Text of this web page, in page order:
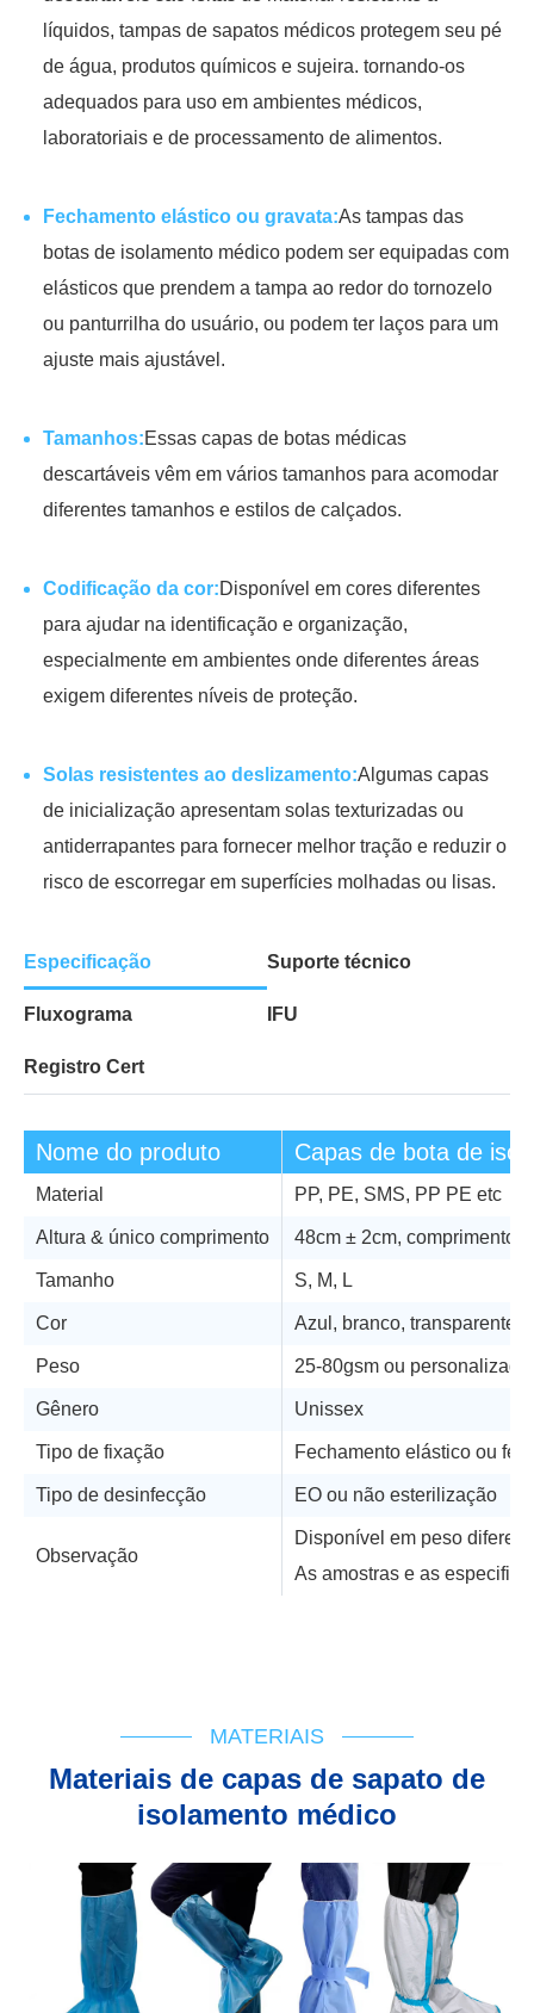
líquidos, tampas de sapatos médicos protegem seu pé
de água, produtos químicos e sujeira. tornando-os
adequados para uso em ambientes médicos,
laboratoriais e de processamento de alimentos.
Fechamento elástico ou gravata:As tampas das
botas de isolamento médico podem ser equipadas com
elásticos que prendem a tampa ao redor do tornozelo
ou panturrilha do usuário, ou podem ter laços para um
ajuste mais ajustável.
Tamanhos:Essas capas de botas médicas
descartáveis vêm em vários tamanhos para acomodar
diferentes tamanhos e estilos de calçados.
Codificação da cor:Disponível em cores diferentes
para ajudar na identificação e organização,
especialmente em ambientes onde diferentes áreas
exigem diferentes níveis de proteção.
Solas resistentes ao deslizamento:Algumas capas
de inicialização apresentam solas texturizadas ou
antiderrapantes para fornecer melhor tração e reduzir o
risco de escorregar em superfícies molhadas ou lisas.
Especificação Suporte técnico
Fluxograma IFU
Registro Cert
Nome do produto Capas de bota de
Material PP, PE, SMS, PP PE etc
Altura & único comprimento 48cm ± 2cm, comprimento
Tamanho S, M, L
Cor Azul, branco, transparente
Peso 25-80gsm ou personalizado
Gênero Unissex
Tipo de fixação Fechamento elástico ou
Tipo de desinfecção EO ou não esterilização
Observação
Disponível em peso
As amostras e as
MATERIAIS
Materiais de capas de sapato de
isolamento médico